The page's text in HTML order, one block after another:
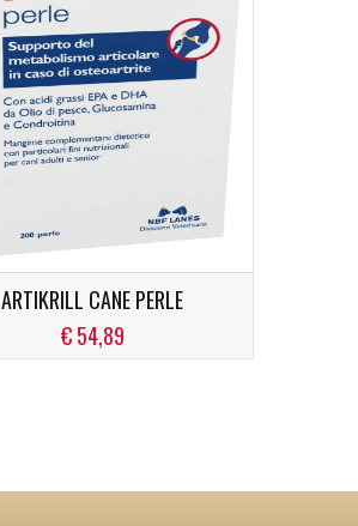
ARTIKRILL CANE PERLE
€ 54,89